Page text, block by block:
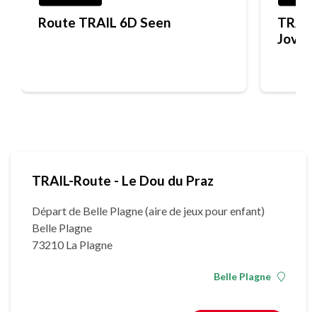
Route TRAIL 6D Seen
Jovet
TRAIL-Route - Le Dou du Praz
Départ de Belle Plagne (aire de jeux pour enfant)
Belle Plagne
73210 La Plagne
Belle Plagne